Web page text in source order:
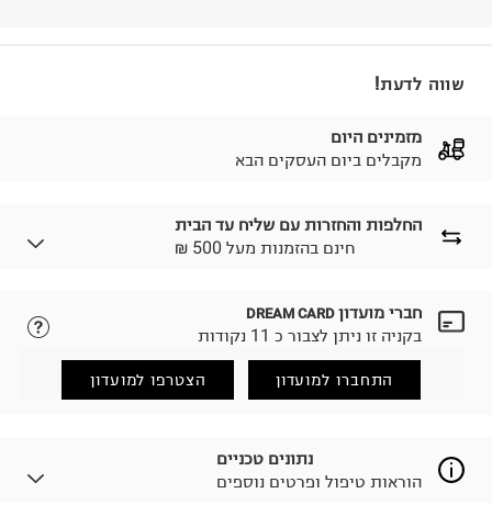
שווה לדעת!
מזמינים היום
מקבלים ביום העסקים הבא
החלפות והחזרות עם שליח עד הבית
₪ חינם בהזמנות מעל 500
לבחירת בשיטת המשלוח המתאימה לכם,
הזמנתם והתחרטתם?
(במקום ב-19.9 ₪) לזמן מוגבל! חינם בהזמנות מעל 500 ₪.
למידע נא ללחוץ כאן
.
לפני החזרת החבילה, חשוב להדביק את מדבקת הגוביינא על
חברי מועדון DREAM CARD
בקניה זו ניתן לצבור כ 11 נקודות
התחברו למועדון הצטרפו למועדון
נתונים טכניים
הוראות טיפול ופרטים נוספים